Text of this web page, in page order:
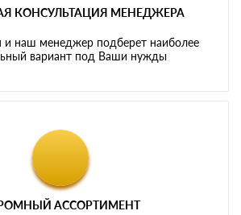
КОНСУЛЬТАЦИЯ МЕНЕДЖЕРА
и наш менеджер подберет наиболее
вариант под Ваши нужды
АССОРТИМЕНТ